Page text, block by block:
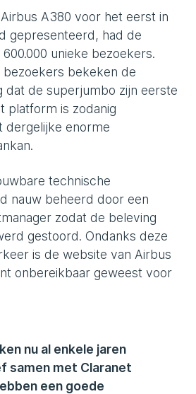
A380 voor het eerst in
gepresenteerd, had de
unieke bezoekers.
bezoekers bekeken de
dat de superjumbo zijn eerste
platform is zodanig
dergelijke enorme
technische
nauw beheerd door een
zodat de beleving
gestoord. Ondanks deze
is de website van Airbus
onbereikbaar geweest voor
nu al enkele jaren
samen met Claranet
een goede